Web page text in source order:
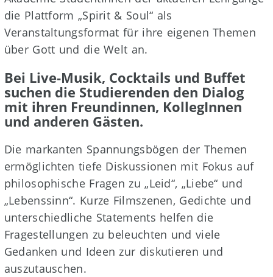
die Plattform „Spirit & Soul“ als
Veranstaltungsformat für ihre eigenen Themen
über Gott und die Welt an.
Bei Live-Musik, Cocktails und Buffet
suchen die Studierenden den Dialog
mit ihren Freundinnen, KollegInnen
und anderen Gästen.
Die markanten Spannungsbögen der Themen
ermöglichten tiefe Diskussionen mit Fokus auf
philosophische Fragen zu „Leid“, „Liebe“ und
„Lebenssinn“. Kurze Filmszenen, Gedichte und
unterschiedliche Statements helfen die
Fragestellungen zu beleuchten und viele
Gedanken und Ideen zur diskutieren und
auszutauschen.